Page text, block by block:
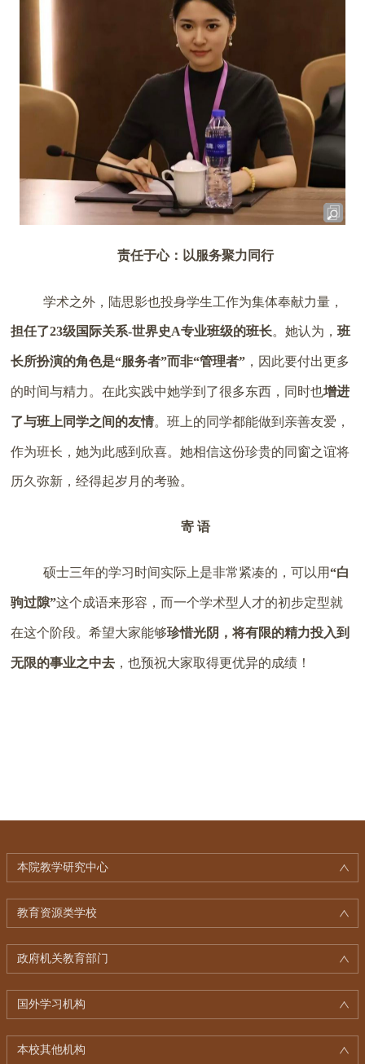
责任于心：以服务聚力同行
学术之外，陆思影也投身学生工作为集体奉献力量，
担任了23级国际关系-世界史A专业班级的班长。她认为， 班
长所扮演的角色是“服务者”而非“管理者” ，因此要付出更多
的时间与精力。在此实践中她学到了很多东西，同时也增进
了与班上同学之间的友情。班上的同学都能做到亲善友爱，
作为班长，她为此感到欣喜。她相信这份珍贵的同窗之谊将
历久弥新，经得起岁月的考验。
寄 语
硕士三年的学习时间实际上是非常紧凑的，可以用“白
驹过隙”这个成语来形容，而一个学术型人才的初步定型就
在这个阶段。希望大家能够珍惜光阴，将有限的精力投入到
无限的事业之中去 ，也预祝大家取得更优异的成绩！
本院教学研究中心
教育资源类学校
政府机关教育部门
国外学习机构
本校其他机构